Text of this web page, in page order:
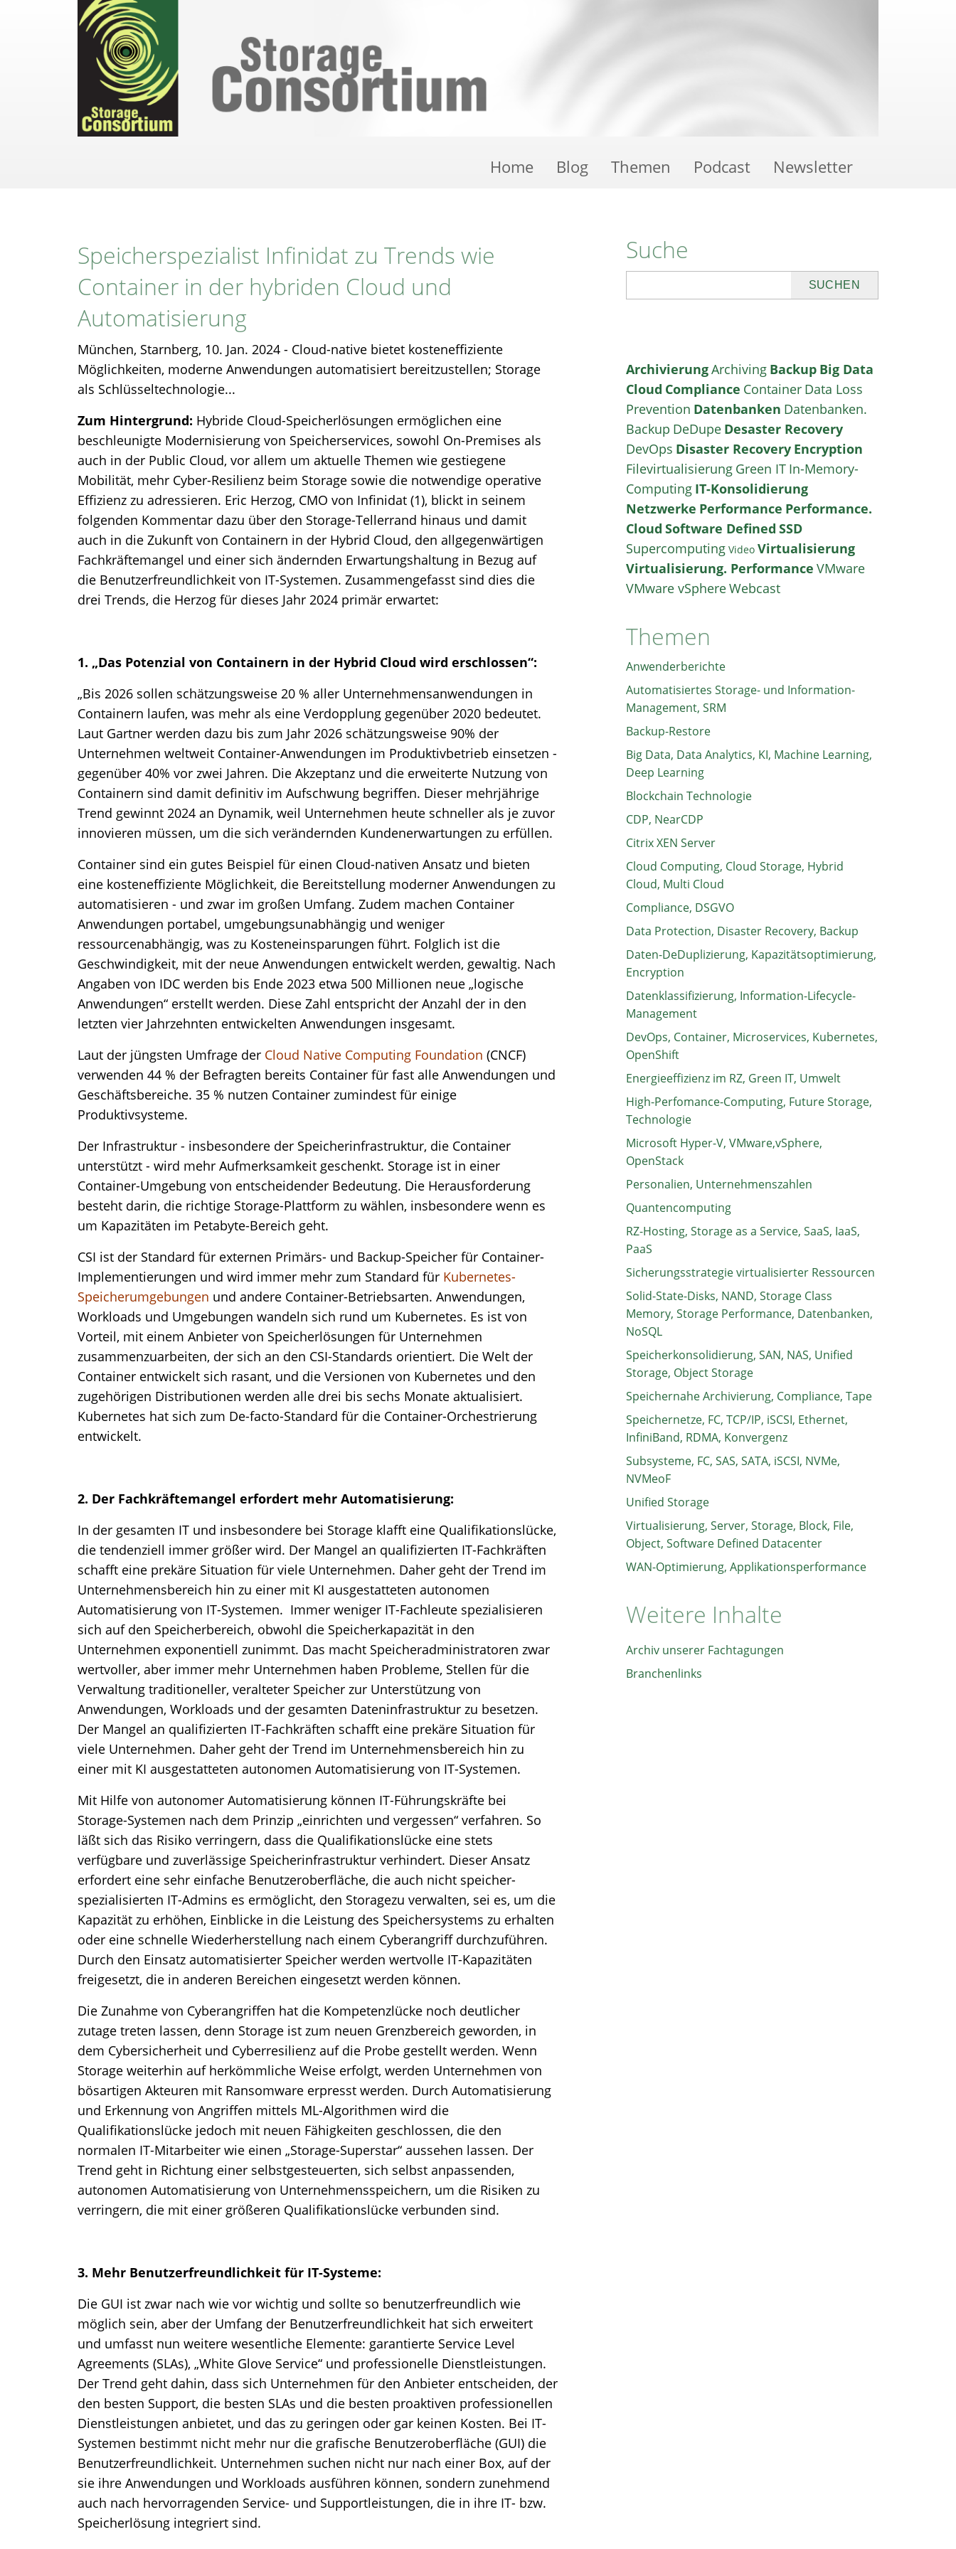
Home Blog Themen Podcast Newsletter
Speicherspezialist Infinidat zu Trends wie
Container in der hybriden Cloud und
Automatisierung
München, Starnberg, 10. Jan. 2024 - Cloud-native bietet kosteneffiziente
Möglichkeiten, moderne Anwendungen automatisiert bereitzustellen; Storage
als Schlüsseltechnologie...
Zum Hintergrund: Hybride Cloud-Speicherlösungen ermöglichen eine
beschleunigte Modernisierung von Speicherservices, sowohl On-Premises als
auch in der Public Cloud, vor allem um aktuelle Themen wie gestiegene
Mobilität, mehr Cyber-Resilienz beim Storage sowie die notwendige operative
Effizienz zu adressieren. Eric Herzog, CMO von Infinidat (1), blickt in seinem
folgenden Kommentar dazu über den Storage-Tellerrand hinaus und damit
auch in die Zukunft von Containern in der Hybrid Cloud, den allgegenwärtigen
Fachkräftemangel und einer sich ändernden Erwartungshaltung in Bezug auf
die Benutzerfreundlichkeit von IT-Systemen. Zusammengefasst sind dies die
drei Trends, die Herzog für dieses Jahr 2024 primär erwartet:
1. „Das Potenzial von Containern in der Hybrid Cloud wird erschlossen“:
„Bis 2026 sollen schätzungsweise 20 % aller Unternehmensanwendungen in
Containern laufen, was mehr als eine Verdopplung gegenüber 2020 bedeutet.
Laut Gartner werden dazu bis zum Jahr 2026 schätzungsweise 90% der
Unternehmen weltweit Container-Anwendungen im Produktivbetrieb einsetzen -
gegenüber 40% vor zwei Jahren. Die Akzeptanz und die erweiterte Nutzung von
Containern sind damit definitiv im Aufschwung begriffen. Dieser mehrjährige
Trend gewinnt 2024 an Dynamik, weil Unternehmen heute schneller als je zuvor
innovieren müssen, um die sich verändernden Kundenerwartungen zu erfüllen.
Container sind ein gutes Beispiel für einen Cloud-nativen Ansatz und bieten
eine kosteneffiziente Möglichkeit, die Bereitstellung moderner Anwendungen zu
automatisieren - und zwar im großen Umfang. Zudem machen Container
Anwendungen portabel, umgebungsunabhängig und weniger
ressourcenabhängig, was zu Kosteneinsparungen führt. Folglich ist die
Geschwindigkeit, mit der neue Anwendungen entwickelt werden, gewaltig. Nach
Angaben von IDC werden bis Ende 2023 etwa 500 Millionen neue „logische
Anwendungen“ erstellt werden. Diese Zahl entspricht der Anzahl der in den
letzten vier Jahrzehnten entwickelten Anwendungen insgesamt.
Laut der jüngsten Umfrage der Cloud Native Computing Foundation (CNCF)
verwenden 44 % der Befragten bereits Container für fast alle Anwendungen und
Geschäftsbereiche. 35 % nutzen Container zumindest für einige
Produktivsysteme.
Der Infrastruktur - insbesondere der Speicherinfrastruktur, die Container
unterstützt - wird mehr Aufmerksamkeit geschenkt. Storage ist in einer
Container-Umgebung von entscheidender Bedeutung. Die Herausforderung
besteht darin, die richtige Storage-Plattform zu wählen, insbesondere wenn es
um Kapazitäten im Petabyte-Bereich geht.
CSI ist der Standard für externen Primärs- und Backup-Speicher für Container-
Implementierungen und wird immer mehr zum Standard für Kubernetes-
Speicherumgebungen und andere Container-Betriebsarten. Anwendungen,
Workloads und Umgebungen wandeln sich rund um Kubernetes. Es ist von
Vorteil, mit einem Anbieter von Speicherlösungen für Unternehmen
zusammenzuarbeiten, der sich an den CSI-Standards orientiert. Die Welt der
Container entwickelt sich rasant, und die Versionen von Kubernetes und den
zugehörigen Distributionen werden alle drei bis sechs Monate aktualisiert.
Kubernetes hat sich zum De-facto-Standard für die Container-Orchestrierung
entwickelt.
2. Der Fachkräftemangel erfordert mehr Automatisierung:
In der gesamten IT und insbesondere bei Storage klafft eine Qualifikationslücke,
die tendenziell immer größer wird. Der Mangel an qualifizierten IT-Fachkräften
schafft eine prekäre Situation für viele Unternehmen. Daher geht der Trend im
Unternehmensbereich hin zu einer mit KI ausgestatteten autonomen
Automatisierung von IT-Systemen. Immer weniger IT-Fachleute spezialisieren
sich auf den Speicherbereich, obwohl die Speicherkapazität in den
Unternehmen exponentiell zunimmt. Das macht Speicheradministratoren zwar
wertvoller, aber immer mehr Unternehmen haben Probleme, Stellen für die
Verwaltung traditioneller, veralteter Speicher zur Unterstützung von
Anwendungen, Workloads und der gesamten Dateninfrastruktur zu besetzen.
Der Mangel an qualifizierten IT-Fachkräften schafft eine prekäre Situation für
viele Unternehmen. Daher geht der Trend im Unternehmensbereich hin zu
einer mit KI ausgestatteten autonomen Automatisierung von IT-Systemen.
Mit Hilfe von autonomer Automatisierung können IT-Führungskräfte bei
Storage-Systemen nach dem Prinzip „einrichten und vergessen“ verfahren. So
läßt sich das Risiko verringern, dass die Qualifikationslücke eine stets
verfügbare und zuverlässige Speicherinfrastruktur verhindert. Dieser Ansatz
erfordert eine sehr einfache Benutzeroberfläche, die auch nicht speicher-
spezialisierten IT-Admins es ermöglicht, den Storagezu verwalten, sei es, um die
Kapazität zu erhöhen, Einblicke in die Leistung des Speichersystems zu erhalten
oder eine schnelle Wiederherstellung nach einem Cyberangriff durchzuführen.
Durch den Einsatz automatisierter Speicher werden wertvolle IT-Kapazitäten
freigesetzt, die in anderen Bereichen eingesetzt werden können.
Die Zunahme von Cyberangriffen hat die Kompetenzlücke noch deutlicher
zutage treten lassen, denn Storage ist zum neuen Grenzbereich geworden, in
dem Cybersicherheit und Cyberresilienz auf die Probe gestellt werden. Wenn
Storage weiterhin auf herkömmliche Weise erfolgt, werden Unternehmen von
bösartigen Akteuren mit Ransomware erpresst werden. Durch Automatisierung
und Erkennung von Angriffen mittels ML-Algorithmen wird die
Qualifikationslücke jedoch mit neuen Fähigkeiten geschlossen, die den
normalen IT-Mitarbeiter wie einen „Storage-Superstar“ aussehen lassen. Der
Trend geht in Richtung einer selbstgesteuerten, sich selbst anpassenden,
autonomen Automatisierung von Unternehmensspeichern, um die Risiken zu
verringern, die mit einer größeren Qualifikationslücke verbunden sind.
3. Mehr Benutzerfreundlichkeit für IT-Systeme:
Die GUI ist zwar nach wie vor wichtig und sollte so benutzerfreundlich wie
möglich sein, aber der Umfang der Benutzerfreundlichkeit hat sich erweitert
und umfasst nun weitere wesentliche Elemente: garantierte Service Level
Agreements (SLAs), „White Glove Service“ und professionelle Dienstleistungen.
Der Trend geht dahin, dass sich Unternehmen für den Anbieter entscheiden, der
den besten Support, die besten SLAs und die besten proaktiven professionellen
Dienstleistungen anbietet, und das zu geringen oder gar keinen Kosten. Bei IT-
Systemen bestimmt nicht mehr nur die grafische Benutzeroberfläche (GUI) die
Benutzerfreundlichkeit. Unternehmen suchen nicht nur nach einer Box, auf der
sie ihre Anwendungen und Workloads ausführen können, sondern zunehmend
auch nach hervorragenden Service- und Supportleistungen, die in ihre IT- bzw.
Speicherlösung integriert sind.
Suche
ArchivierungArchiving Backup Big Data
Cloud Compliance Container Data Loss
Prevention Datenbanken Datenbanken.
Backup DeDupe Desaster Recovery
DevOps Disaster Recovery Encryption
Filevirtualisierung Green IT In-Memory-
Computing IT-Konsolidierung
Netzwerke Performance Performance.
Cloud Software Defined SSD
Supercomputing Video Virtualisierung
Virtualisierung. Performance VMware
VMware vSphereWebcast
Themen
Anwenderberichte
Automatisiertes Storage- und Information-
Management, SRM
Backup-Restore
Big Data, Data Analytics, KI, Machine Learning,
Deep Learning
Blockchain Technologie
CDP, NearCDP
Citrix XEN Server
Cloud Computing, Cloud Storage, Hybrid
Cloud, Multi Cloud
Compliance, DSGVO
Data Protection, Disaster Recovery, Backup
Daten-DeDuplizierung, Kapazitätsoptimierung,
Encryption
Datenklassifizierung, Information-Lifecycle-
Management
DevOps, Container, Microservices, Kubernetes,
OpenShift
Energieeffizienz im RZ, Green IT, Umwelt
High-Perfomance-Computing, Future Storage,
Technologie
Microsoft Hyper-V, VMware,vSphere,
OpenStack
Personalien, Unternehmenszahlen
Quantencomputing
RZ-Hosting, Storage as a Service, SaaS, IaaS,
PaaS
Sicherungsstrategie virtualisierter Ressourcen
Solid-State-Disks, NAND, Storage Class
Memory, Storage Performance, Datenbanken,
NoSQL
Speicherkonsolidierung, SAN, NAS, Unified
Storage, Object Storage
Speichernahe Archivierung, Compliance, Tape
Speichernetze, FC, TCP/IP, iSCSI, Ethernet,
InfiniBand, RDMA, Konvergenz
Subsysteme, FC, SAS, SATA, iSCSI, NVMe,
NVMeoF
Unified Storage
Virtualisierung, Server, Storage, Block, File,
Object, Software Defined Datacenter
WAN-Optimierung, Applikationsperformance
Weitere Inhalte
Archiv unserer Fachtagungen
Branchenlinks